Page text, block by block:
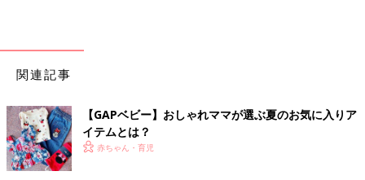
関連記事
【GAPベビー】おしゃれママが選ぶ夏のお気に入りア
イテムとは？
赤ちゃん・育児